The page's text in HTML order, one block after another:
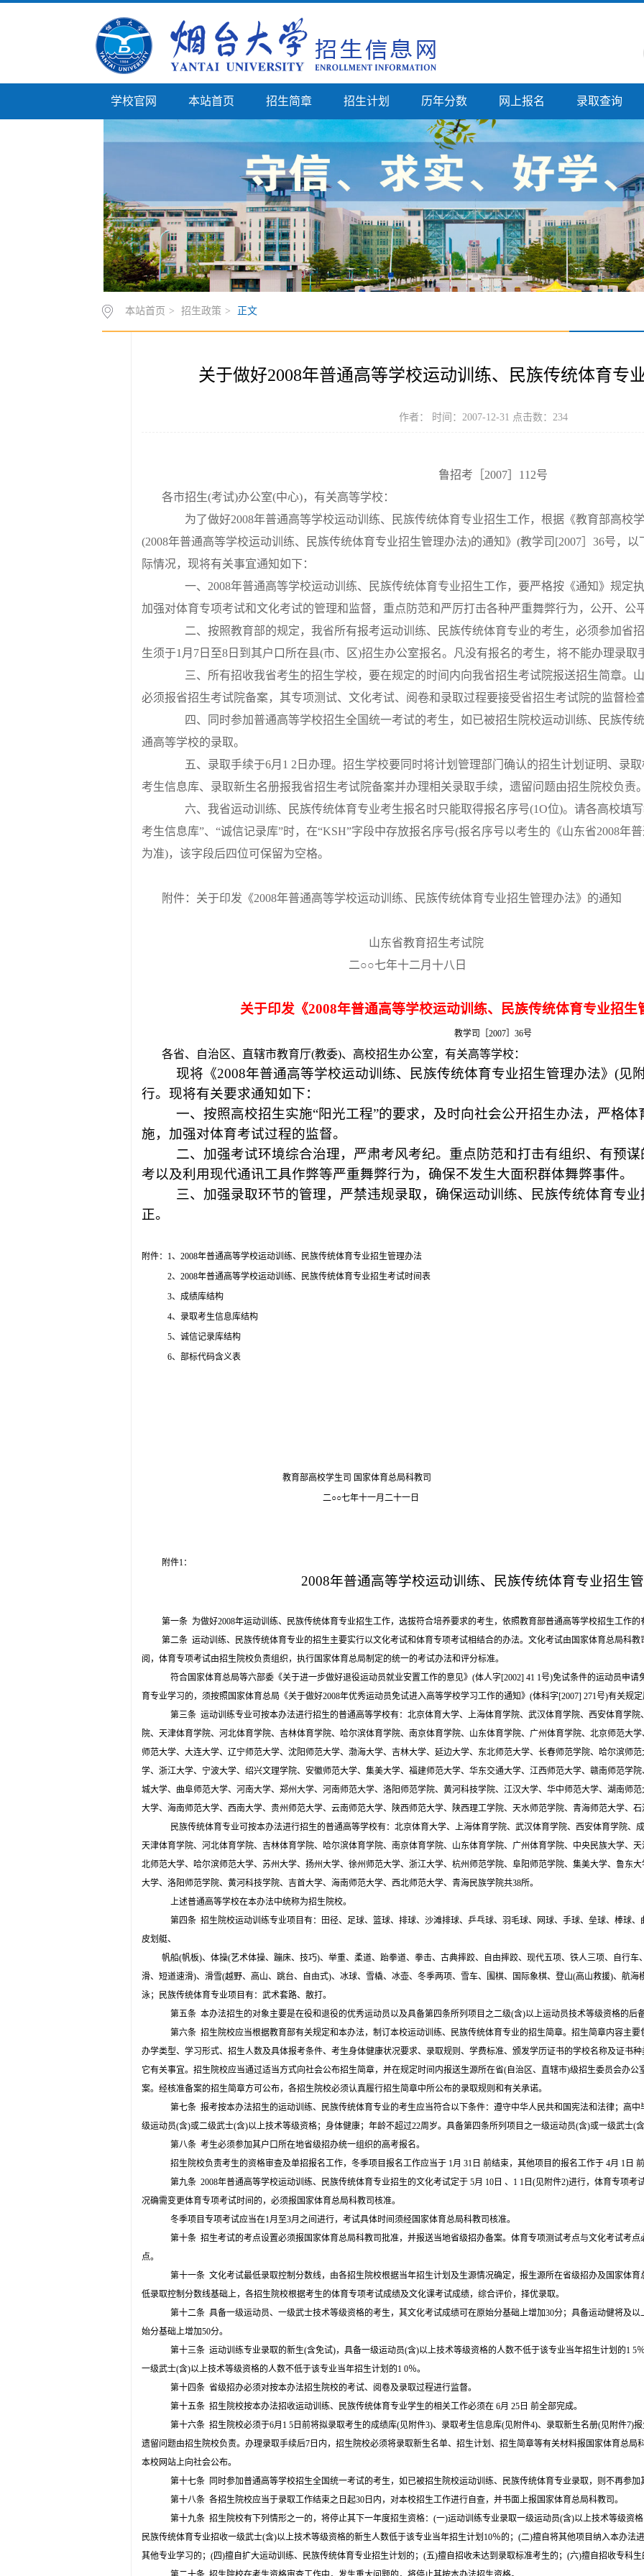
学校官网 本站首页 招生简章 招生计划 历年分数 网上报名 录取查询
本站首页 > 招生政策 > 正文
关于做好2008年普通高等学校运动训练、民族传统体育专
作者： 时间：2007-12-31 点击数： 234
鲁招考［2007］112号
各市招生(考试)办公室(中心)，有关高等学校：
为了做好2008年普通高等学校运动训练、民族传统体育专业招生工作，根据《教育部高校
(2008年普通高等学校运动训练、民族传统体育专业招生管理办法)的通知》(教学司[2007］36号，
际情况，现将有关事宜通知如下：
一、2008年普通高等学校运动训练、民族传统体育专业招生工作，要严格按《通知》规定
加强对体育专项考试和文化考试的管理和监督，重点防范和严厉打击各种严重舞弊行为，公开、公
二、按照教育部的规定，我省所有报考运动训练、民族传统体育专业的考生，必须参加省
生须于1月7日至8日到其户口所在县(市、区)招生办公室报名。凡没有报名的考生，将不能办理录取
三、所有招收我省考生的招生学校，要在规定的时间内向我省招生考试院报送招生简章。
必须报省招生考试院备案，其专项测试、文化考试、阅卷和录取过程要接受省招生考试院的监督检
四、同时参加普通高等学校招生全国统一考试的考生，如已被招生院校运动训练、民族传
通高等学校的录取。
五、录取手续于6月1 2日办理。招生学校要同时将计划管理部门确认的招生计划证明、录取
考生信息库、录取新生名册报我省招生考试院备案并办理相关录取手续，遗留问题由招生院校负责
六、我省运动训练、民族传统体育专业考生报名时只能取得报名序号(1O位)。请各高校填写
考生信息库”、“诚信记录库”时，在“KSH”字段中存放报名序号(报名序号以考生的《山东省2008年
为准)，该字段后四位可保留为空格。
附件：关于印发《2008年普通高等学校运动训练、民族传统体育专业招生管理办法》的通知
山东省教育招生考试院
二○○七年十二月十八日
关于印发《2008年普通高等学校运动训练、民族传统体育专业招生
教学司［ 2007］ 36号
各省、自治区、直辖市教育厅(教委)、高校招生办公室，有关高等学校：
现将《2008年普通高等学校运动训练、民族传统体育专业招生管理办法》 (见
行。现将有关要求通知如下：
一、按照高校招生实施“阳光工程”的要求，及时向社会公开招生办法，严格
施，加强对体育考试过程的监督。
二、加强考试环境综合治理，严肃考风考纪。重点防范和打击有组织、有预谋
考以及利用现代通讯工具作弊等严重舞弊行为，确保不发生大面积群体舞弊事件。
三、加强录取环节的管理，严禁违规录取，确保运动训练、民族传统体育专
正。
附件： 1、 2008年普通高等学校运动训练、民族传统体育专业招生管理办法
2、 2008年普通高等学校运动训练、民族传统体育专业招生考试时间表
3、成绩库结构
4、录取考生信息库结构
5、诚信记录库结构
6、部标代码含义表
教育部高校学生司 国家体育总局科教司
二○○七年十一月二十一日
附件1：
2008年普通高等学校运动训练、民族传统体育专业招生
第一条 为做好2008年运动训练、民族传统体育专业招生工作，选拔符合培养要求的考生，依照教育部普通高等学校招生工作
第二条 运动训练、民族传统体育专业的招生主要实行以文化考试和体育专项考试相结合的办法。文化考试由国家体育总局科
阅，体育专项考试由招生院校负责组织，执行国家体育总局制定的统一的考试办法和评分标准。
符合国家体育总局等六部委《关于进一步做好退役运动员就业安置工作的意见》 (体人字[2002] 41 1号)免试条件的运动员申请
育专业学习的，须按照国家体育总局《关于做好2008年优秀运动员免试进入高等学校学习工作的通知》 (体科字[2007] 271号)有关规
第三条 运动训练专业可按本办法进行招生的普通高等学校有：北京体育大学、上海体育学院、武汉体育学院、西安体育学
院、天津体育学院、河北体育学院、吉林体育学院、哈尔滨体育学院、南京体育学院、山东体育学院、广州体育学院、北京师范大
师范大学、大连大学、辽宁师范大学、沈阳师范大学、渤海大学、吉林大学、延边大学、东北师范大学、长春师范学院、哈尔滨师
学、浙江大学、宁波大学、绍兴文理学院、安徽师范大学、集美大学、福建师范大学、华东交通大学、江西师范大学、赣南师范学
城大学、曲阜师范大学、河南大学、郑州大学、河南师范大学、洛阳师范学院、黄河科技学院、江汉大学、华中师范大学、湖南师
大学、海南师范大学、西南大学、贵州师范大学、云南师范大学、陕西师范大学、陕西理工学院、天水师范学院、青海师范大学、
民族传统体育专业可按本办法进行招生的普通高等学校有：北京体育大学、上海体育学院、武汉体育学院、西安体育学院、
天津体育学院、河北体育学院、吉林体育学院、哈尔滨体育学院、南京体育学院、山东体育学院、广州体育学院、中央民族大学、
北师范大学、哈尔滨师范大学、苏州大学、扬州大学、徐州师范大学、浙江大学、杭州师范学院、阜阳师范学院、集美大学、鲁东
大学、洛阳师范学院、黄河科技学院、吉首大学、海南师范大学、西北师范大学、青海民族学院共38所。
上述普通高等学校在本办法中统称为招生院校。
第四条 招生院校运动训练专业项目有：田径、足球、篮球、排球、沙滩排球、乒乓球、羽毛球、网球、手球、垒球、棒球、
皮划艇、
帆船(帆板)、体操(艺术体操、蹦床、技巧)、举重、柔道、跆拳道、拳击、古典摔跤、自由摔跤、现代五项、铁人三项、自行车
滑、短道速滑)、滑雪(越野、高山、跳台、自由式)、冰球、雪橇、冰壶、冬季两项、雪车、围棋、国际象棋、登山(高山救援)、航海
泳；民族传统体育专业项目有：武术套路、散打。
第五条 本办法招生的对象主要是在役和退役的优秀运动员以及具备第四条所列项目之二级(含)以上运动员技术等级资格的后
第六条 招生院校应当根据教育部有关规定和本办法，制订本校运动训练、民族传统体育专业的招生简章。招生简章内容主
办学类型、学习形式、招生人数及具体报考条件、考生身体健康状况要求、录取规则、学费标准、颁发学历证书的学校名称及证书
它有关事宜。招生院校应当通过适当方式向社会公布招生简章，并在规定时间内报送生源所在省(自治区、直辖市)级招生委员会办公
案。经核准备案的招生简章方可公布，各招生院校必须认真履行招生简章中所公布的录取规则和有关承诺。
第七条 报考按本办法招生的运动训练、民族传统体育专业的考生应当符合以下条件：遵守中华人民共和国宪法和法律；高
级运动员(含)或二级武士(含)以上技术等级资格；身体健康；年龄不超过22周岁。具备第四条所列项目之一级运动员(含)或一级武士(含
第八条 考生必须参加其户口所在地省级招办统一组织的高考报名。
招生院校负责考生的资格审查及单招报名工作，冬季项目报名工作应当于 1月 31 日 前结束，其他项目的报名工作于 4月 1 日
第九条 2008年普通高等学校运动训练、民族传统体育专业招生的文化考试定于 5月 10 日 、 1 1 日 (见附件2)进行，体育专项考
况确需变更体育专项考试时间的，必须报国家体育总局科教司核准。
冬季项目专项考试应当在1月至3月之间进行，考试具体时间须经国家体育总局科教司核准。
第十条 招生考试的考点设置必须报国家体育总局科教司批准，并报送当地省级招办备案。体育专项测试考点与文化考试考
点。
第十一条 文化考试最低录取控制分数线，由各招生院校根据当年招生计划及生源情况确定，报生源所在省级招办及国家体
低录取控制分数线基础上，各招生院校根据考生的体育专项考试成绩及文化课考试成绩，综合评价，择优录取。
第十二条 具备一级运动员、一级武士技术等级资格的考生，其文化考试成绩可在原始分基础上增加30分；具备运动健将及以
始分基础上增加50分。
第十三条 运动训练专业录取的新生(含免试)，具备一级运动员(含)以上技术等级资格的人数不低于该专业当年招生计划的1 5
一级武士(含)以上技术等级资格的人数不低于该专业当年招生计划的1 0％。
第十四条 省级招办必须对按本办法招生院校的考试、阅卷及录取过程进行监督。
第十五条 招生院校按本办法招收运动训练、民族传统体育专业学生的相关工作必须在 6月 25 日 前全部完成。
第十六条 招生院校必须于6月 1 5 日前将拟录取考生的成绩库(见附件3)、录取考生信息库(见附件4)、录取新生名册(见附件7)
遗留问题由招生院校负责。办理录取手续后7 日内，招生院校必须将录取新生名单、招生计划、招生简章等有关材料报国家体育总局
本校网站上向社会公布。
第十七条
同时参加普通高等学校招生全国统一考试的考生，如已被招生院校运动训练、民族传统体育专业录取，则不再参
第十八条 各招生院校应当于录取工作结束之日起30 日内，对本校招生工作进行自查，并书面上报国家体育总局科教司。
第十九条 招生院校有下列情形之一的，将停止其下一年度招生资格： (一)运动训练专业录取一级运动员(含)以上技术等级资
民族传统体育专业招收一级武士(含)以上技术等级资格的新生人数低于该专业当年招生计划 10％的； (二)擅自将其他项目纳入本办法
其他专业学习的； (四)擅自扩大运动训练、民族传统体育专业招生计划的； (五)擅自招收未达到录取标准考生的； (六)擅自招收专科生